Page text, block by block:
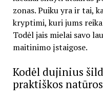
zonas. Puiku yra ir tai,
kryptimi, kuri jums
Todėl jais mielai savo
maitinimo įstaigose.
Kodėl dujinius
praktiškos